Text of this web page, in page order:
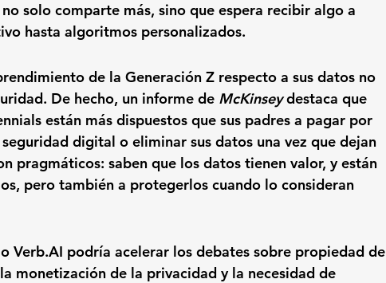
solo comparte más, sino que espera recibir algo a
hasta algoritmos personalizados.
de la Generación Z respecto a sus datos no
De hecho, un informe de McKinsey destaca que
están más dispuestos que sus padres a pagar por
digital o eliminar sus datos una vez que dejan
pragmáticos: saben que los datos tienen valor, y están
pero también a protegerlos cuando lo consideran
Verb.AI podría acelerar los debates sobre propiedad de
monetización de la privacidad y la necesidad de